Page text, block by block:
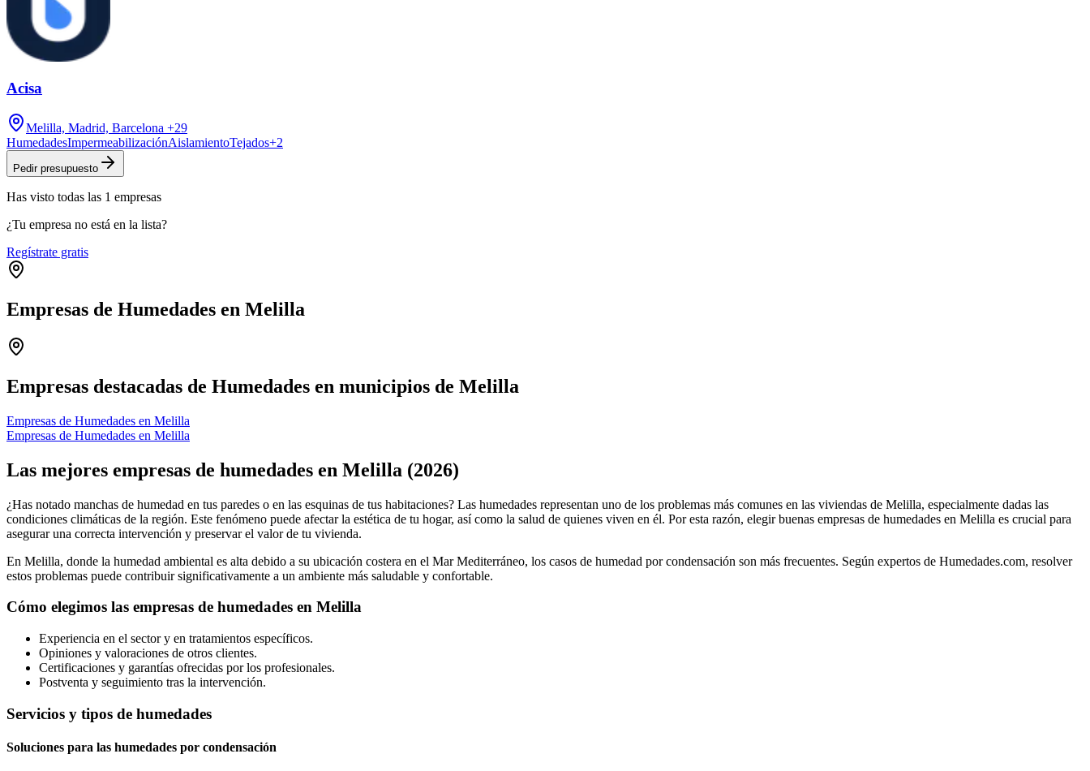
Acisa
Melilla, Madrid, Barcelona +29
HumedadesImpermeabilizaciónAislamientoTejados+2
Pedir presupuesto
Has visto todas las 1 empresas
¿Tu empresa no está en la lista?
Regístrate gratis
Empresas de Humedades en Melilla
−
Empresas destacadas de Humedades en municipios de Melilla
Empresas de Humedades en Melilla
Empresas de Humedades en Melilla
Las mejores empresas de humedades en Melilla (2026)
¿Has notado manchas de humedad en tus paredes o en las esquinas de tus habitaciones? Las humedades representan uno de los problemas más comunes en las viviendas de Melilla, especialmente dadas las
condiciones climáticas de la región. Este fenómeno puede afectar la estética de tu hogar, así como la salud de quienes viven en él. Por esta razón, elegir buenas empresas de humedades en Melilla es crucial para
asegurar una correcta intervención y preservar el valor de tu vivienda.
En Melilla, donde la humedad ambiental es alta debido a su ubicación costera en el Mar Mediterráneo, los casos de humedad por condensación son más frecuentes. Según expertos de Humedades.com, resolver
estos problemas puede contribuir significativamente a un ambiente más saludable y confortable.
Cómo elegimos las empresas de humedades en Melilla
Experiencia en el sector y en tratamientos específicos.
Opiniones y valoraciones de otros clientes.
Certificaciones y garantías ofrecidas por los profesionales.
Postventa y seguimiento tras la intervención.
Servicios y tipos de humedades
Soluciones para las humedades por condensación